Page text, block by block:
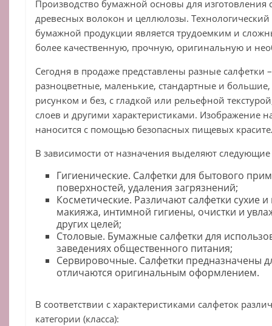
Производство бумажной основы для изготовления
древесных волокон и целлюлозы. Технологический
бумажной продукции является трудоемким и
более качественную, прочную, оригинальную и
Сегодня в продаже представлены разные
разноцветные, маленькие, стандартные и
рисунком и без, с гладкой или рельефной
слоев и другими характеристиками. Изображение
наносится с помощью безопасных пищевых
В зависимости от назначения выделяют
Гигиенические. Салфетки для бытового
поверхностей, удаления загрязнений;
Косметические. Различают салфетки сухие
макияжа, интимной гигиены, очистки и
других целей;
Столовые. Бумажные салфетки для
заведениях общественного питания;
Сервировочные. Салфетки предназначены
отличаются оригинальным оформлением.
В соответствии с характеристиками салфеток
категории (класса):